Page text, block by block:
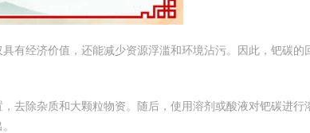
有经济价值，还能减少资源浮滥和环境沾污。因此，钯碳的
去除杂质和大颗粒物资。随后，使用溶剂或酸液对钯碳进行